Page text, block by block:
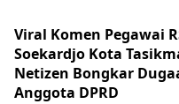
Viral Komen Pegawai
Soekardjo Kota
Netizen Bongkar
Anggota DPRD